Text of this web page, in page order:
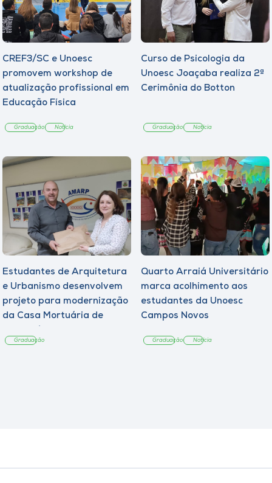
CREF3/SC e Unoesc
promovem workshop de
atualização profissional em
Educação Física
Graduação Notícia
Curso de Psicologia da
Unoesc Joaçaba realiza 2ª
Cerimônia do Botton
Graduação Notícia
Estudantes de Arquitetura
e Urbanismo desenvolvem
projeto para modernização
da Casa Mortuária de
Graduação
Quarto Arraiá Universitário
marca acolhimento aos
estudantes da Unoesc
Campos Novos
Graduação Notícia